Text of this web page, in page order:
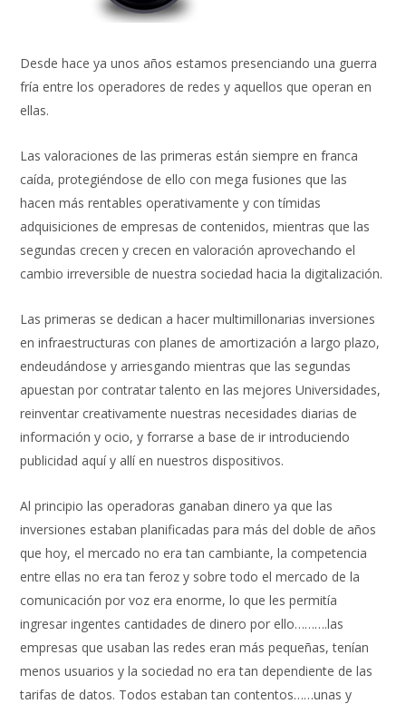
Desde hace ya unos años estamos presenciando una guerra
fría entre los operadores de redes y aquellos que operan en
ellas.
Las valoraciones de las primeras están siempre en franca
caída, protegiéndose de ello con mega fusiones que las
hacen más rentables operativamente y con tímidas
adquisiciones de empresas de contenidos, mientras que las
segundas crecen y crecen en valoración aprovechando el
cambio irreversible de nuestra sociedad hacia la digitalización.
Las primeras se dedican a hacer multimillonarias inversiones
en infraestructuras con planes de amortización a largo plazo,
endeudándose y arriesgando mientras que las segundas
apuestan por contratar talento en las mejores Universidades,
reinventar creativamente nuestras necesidades diarias de
información y ocio, y forrarse a base de ir introduciendo
publicidad aquí y allí en nuestros dispositivos.
Al principio las operadoras ganaban dinero ya que las
inversiones estaban planificadas para más del doble de años
que hoy, el mercado no era tan cambiante, la competencia
entre ellas no era tan feroz y sobre todo el mercado de la
comunicación por voz era enorme, lo que les permitía
ingresar ingentes cantidades de dinero por ello……….las
empresas que usaban las redes eran más pequeñas, tenían
menos usuarios y la sociedad no era tan dependiente de las
tarifas de datos. Todos estaban tan contentos……unas y